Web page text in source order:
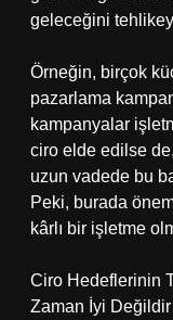
geleceğini
Örneğin, birçok
pazarlama
kampanyalar
ciro elde edilse
uzun vadede bu
Peki, burada
kârlı bir işletme
Ciro Hedeflerinin
Zaman İyi Değildir